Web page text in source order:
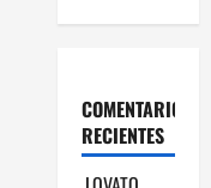
COMENTARIOS
RECIENTES